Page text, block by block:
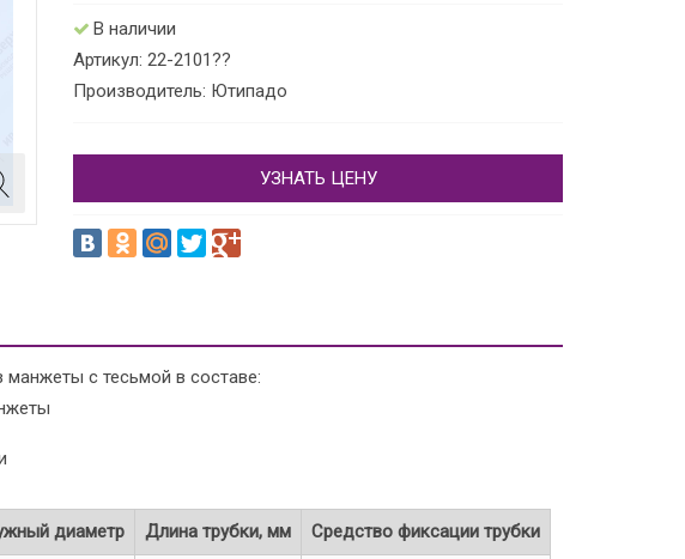
В наличии
Артикул: 22-2101??
Производитель: Ютипадо
УЗНАТЬ ЦЕНУ
манжеты с тесьмой в составе:
диаметр Длина трубки, мм Средство фиксации трубки